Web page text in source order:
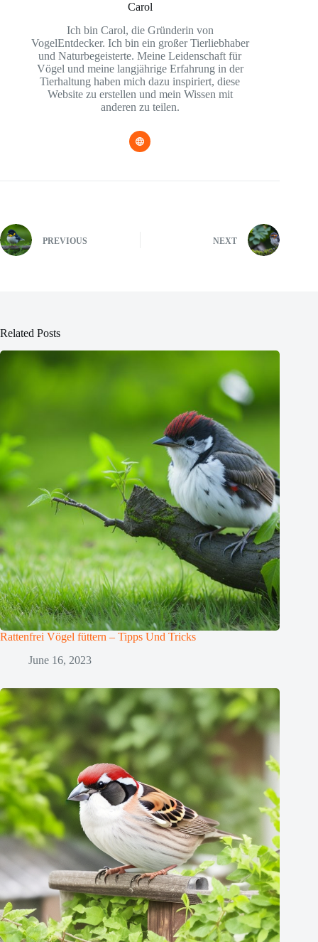
Carol
Ich bin Carol, die Gründerin von
VogelEntdecker. Ich bin ein großer Tierliebhaber
und Naturbegeisterte. Meine Leidenschaft für
Vögel und meine langjährige Erfahrung in der
Tierhaltung haben mich dazu inspiriert, diese
Website zu erstellen und mein Wissen mit
anderen zu teilen.
PREVIOUS NEXT
Related Posts
Rattenfrei Vögel füttern – Tipps Und Tricks
June 16, 2023